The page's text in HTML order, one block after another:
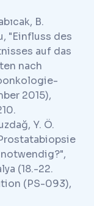
B.
"Einfluss des
auf das
nach
2015),
Y. Ö.
(18.-22.
(PS-093),